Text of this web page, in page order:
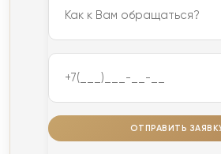
ОТПРАВИТЬ